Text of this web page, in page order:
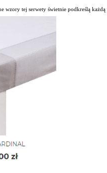
wzory tej serwety świetnie podkreślą każdą